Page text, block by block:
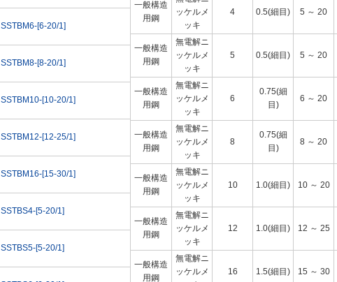
SSTBM6-[6-20/1]
SSTBM8-[8-20/1]
SSTBM10-[10-20/1]
SSTBM12-[12-25/1]
SSTBM16-[15-30/1]
SSTBS4-[5-20/1]
SSTBS5-[5-20/1]
一般構造
用鋼
ッケルメ
ッキ
4 0.5(細目) 5 ～ 20
一般構造
用鋼
無電解ニ
ッケルメ
ッキ
5 0.5(細目) 5 ～ 20
一般構造
用鋼
無電解ニ
ッケルメ
ッキ
6
0.75(細
目)
6 ～ 20
一般構造
用鋼
無電解ニ
ッケルメ
ッキ
8
0.75(細
目)
8 ～ 20
一般構造
用鋼
無電解ニ
ッケルメ
ッキ
10 1.0(細目) 10 ～ 20
一般構造
用鋼
無電解ニ
ッケルメ
ッキ
12 1.0(細目) 12 ～ 25
一般構造
用鋼
無電解ニ
ッケルメ
16 1.5(細目) 15 ～ 30